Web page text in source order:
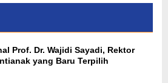
Prof. Dr. Wajidi Sayadi, Rektor
yang Baru Terpilih